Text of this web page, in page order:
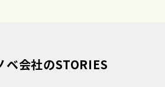
ベ会社のSTORIES